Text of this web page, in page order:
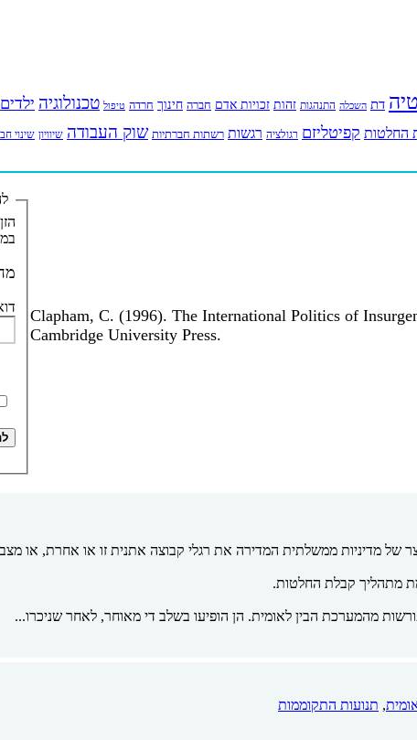
דת השכלה התנהגות זהות זכויות אדם חברה חינוך חרדה טיפול טכנולוגיה ילדים
החלטות קפיטליזם רגולציה רגשות רשתות חברתיות שוק העבודה שיוויון שינוי
Clapham, C. (1996). The International Politics of
Cambridge University Press.
של מדיניות ממשלתית המדירה את רגלי קבוצה אתנית זו או אחרת, או
מתהליך קבלת החלטות.
מהמערכת הבין לאומית. הן הופיעו בשלב די מאוחר, לאחר שניכרו...
, תנועות התקוממות